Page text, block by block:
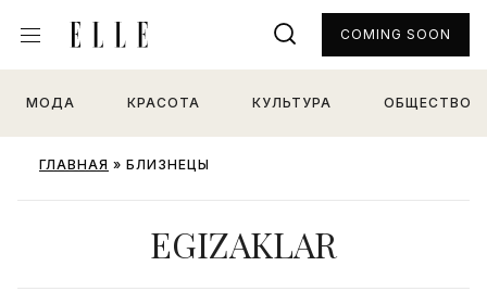
МОДА КРАСОТА КУЛЬТУРА ОБЩЕСТВО
COMING SOON
ГЛАВНАЯ » БЛИЗНЕЦЫ
EGIZAKLAR